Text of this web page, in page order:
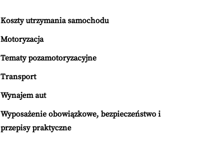
Koszty utrzymania samochodu
Motoryzacja
Tematy pozamotoryzacyjne
Transport
Wynajem aut
Wyposażenie obowiązkowe, bezpieczeństwo i
przepisy praktyczne